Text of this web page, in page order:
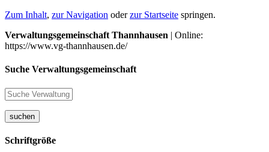
Zum Inhalt, zur Navigation oderzur Startseite springen.
Verwaltungsgemeinschaft Thannhausen | Online:
https://www.vg-thannhausen.de/
Suche Verwaltungsgemeinschaft
suchen
Schriftgröße